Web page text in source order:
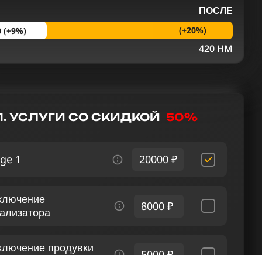
ПОСЛЕ
(+9%) (+20%)
420 HM
УСЛУГИ СО СКИДКОЙ 50%
1 20000 ₽
8000 ₽
продувки